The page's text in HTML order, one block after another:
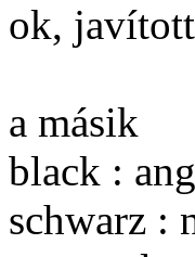
ok,
a másik
black :
schwarz :